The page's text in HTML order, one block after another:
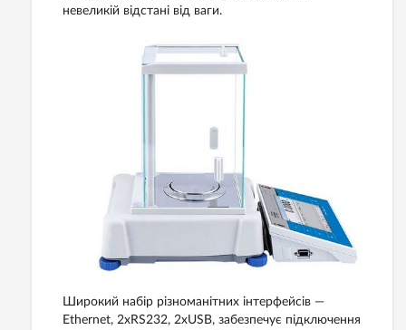
невеликій відстані від ваги.
Широкий набір різноманітних інтерфейсів —
Ethernet, 2хRS232, 2xUSB, забезпечує підключення